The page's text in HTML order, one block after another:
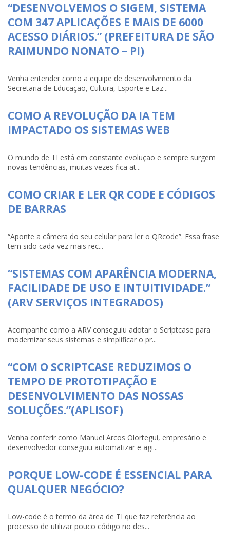
“DESENVOLVEMOS O SIGEM, SISTEMA
COM 347 APLICAÇÕES E MAIS DE 6000
ACESSO DIÁRIOS.” (PREFEITURA DE SÃO
RAIMUNDO NONATO – PI)
Venha entender como a equipe de desenvolvimento da
Secretaria de Educação, Cultura, Esporte e Laz...
COMO A REVOLUÇÃO DA IA TEM
IMPACTADO OS SISTEMAS WEB
O mundo de TI está em constante evolução e sempre surgem
novas tendências, muitas vezes fica at...
COMO CRIAR E LER QR CODE E CÓDIGOS
DE BARRAS
“Aponte a câmera do seu celular para ler o QRcode”. Essa frase
tem sido cada vez mais rec...
“SISTEMAS COM APARÊNCIA MODERNA,
FACILIDADE DE USO E INTUITIVIDADE.”
(ARV SERVIÇOS INTEGRADOS)
Acompanhe como a ARV conseguiu adotar o Scriptcase para
modernizar seus sistemas e simplificar o pr...
“COM O SCRIPTCASE REDUZIMOS O
TEMPO DE PROTOTIPAÇÃO E
DESENVOLVIMENTO DAS NOSSAS
SOLUÇÕES.”(APLISOF)
Venha conferir como Manuel Arcos Olortegui, empresário e
desenvolvedor conseguiu automatizar e agi...
PORQUE LOW-CODE É ESSENCIAL PARA
QUALQUER NEGÓCIO?
Low-code é o termo da área de TI que faz referência ao
processo de utilizar pouco código no des...